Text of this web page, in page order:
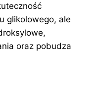
glikolowego, ale
oraz pobudza